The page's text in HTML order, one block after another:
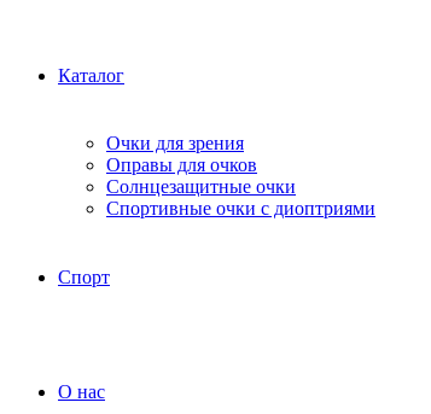
Каталог
Очки для зрения
Оправы для очков
Солнцезащитные очки
Спортивные очки с диоптриями
Спорт
О нас